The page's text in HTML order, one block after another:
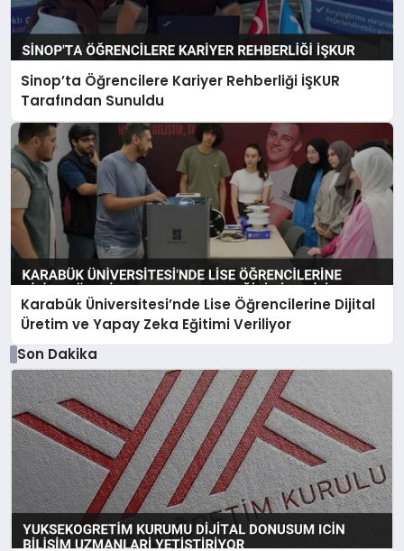
Sinop’ta Öğrencilere Kariyer Rehberliği İŞKUR
Tarafından Sunuldu
Karabük Üniversitesi’nde Lise Öğrencilerine Dijital
Üretim ve Yapay Zeka Eğitimi Veriliyor
Son Dakika